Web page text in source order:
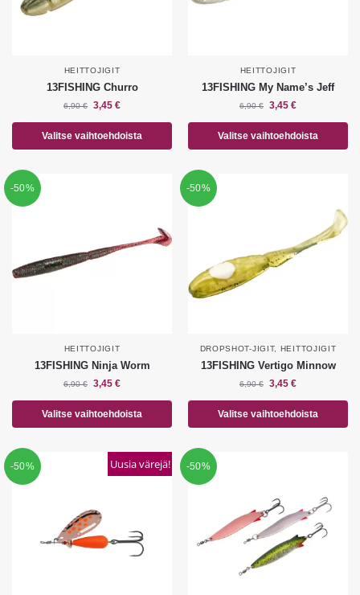
HEITTOJIGIT
13FISHING Churro
6,90€ 3,45 €
Valitse vaihtoehdoista
HEITTOJIGIT
13FISHING My Name’s Jeff
6,90€ 3,45 €
Valitse vaihtoehdoista
-50%
HEITTOJIGIT
13FISHING Ninja Worm
6,90€ 3,45 €
Valitse vaihtoehdoista
-50%
DROPSHOT-JIGIT, HEITTOJIGIT
13FISHING Vertigo Minnow
6,90€ 3,45 €
Valitse vaihtoehdoista
-50% Uusia värejä! -50%